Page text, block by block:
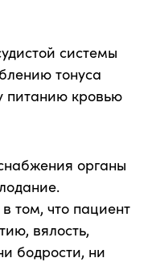
системы
тонуса
питанию кровью
органы
том, что пациент
вялость,
бодрости, ни